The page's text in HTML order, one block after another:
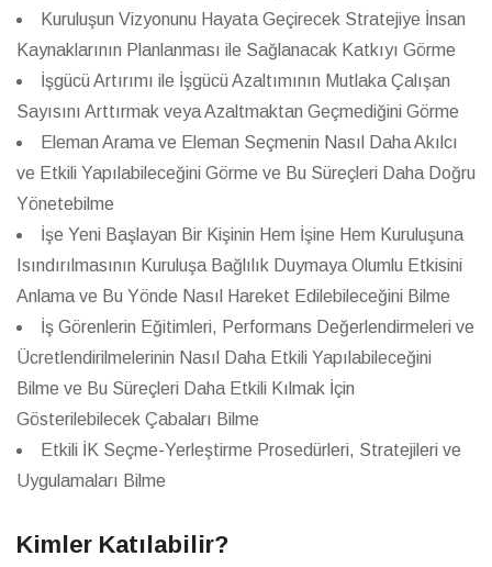
Kuruluşun Vizyonunu Hayata Geçirecek Stratejiye İnsan
Kaynaklarının Planlanması ile Sağlanacak Katkıyı Görme
İşgücü Artırımı ile İşgücü Azaltımının Mutlaka Çalışan
Sayısını Arttırmak veya Azaltmaktan Geçmediğini Görme
Eleman Arama ve Eleman Seçmenin Nasıl Daha Akılcı
ve Etkili Yapılabileceğini Görme ve Bu Süreçleri Daha Doğru
Yönetebilme
İşe Yeni Başlayan Bir Kişinin Hem İşine Hem Kuruluşuna
Isındırılmasının Kuruluşa Bağlılık Duymaya Olumlu Etkisini
Anlama ve Bu Yönde Nasıl Hareket Edilebileceğini Bilme
İş Görenlerin Eğitimleri, Performans Değerlendirmeleri ve
Ücretlendirilmelerinin Nasıl Daha Etkili Yapılabileceğini
Bilme ve Bu Süreçleri Daha Etkili Kılmak İçin
Gösterilebilecek Çabaları Bilme
Etkili İK Seçme-Yerleştirme Prosedürleri, Stratejileri ve
Uygulamaları Bilme
Kimler Katılabilir?